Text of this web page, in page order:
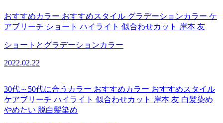
おすすめカラー おすすめスタイル グラデーションカラー ケ
アブリーチ ショート ハイライト 似合わせカット 岸本 友
ショートとグラデーションカラー
2022.02.22
30代～50代に合うカラー おすすめカラー おすすめスタイル
ケアブリーチ ハイライト 似合わせカット 岸本 友 白髪染め
やめたい 脱白髪染め